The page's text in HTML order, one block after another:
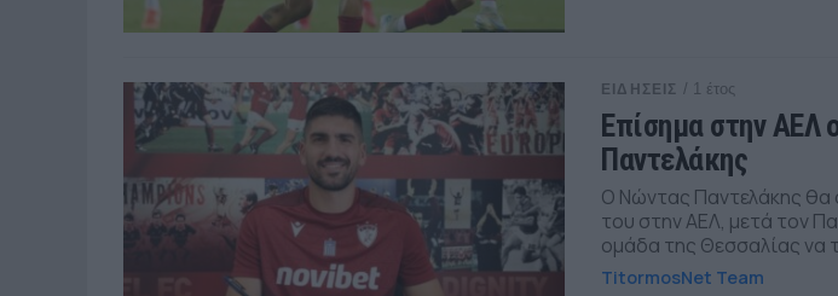
ΕΙΔΗΣΕΙΣ / 1 έτος
Επίσημα στην ΑΕΛ
Παντελάκης
Ο Νώντας Παντελάκης θα
του στην ΑΕΛ, μετά τον
ομάδα της Θεσσαλίας να
TitormosNet Team